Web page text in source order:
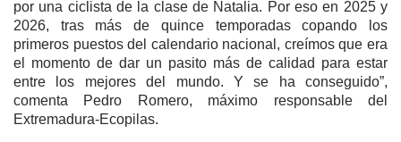
por una ciclista de la clase de Natalia. Por eso en 2025 y
2026, tras más de quince temporadas copando los
primeros puestos del calendario nacional, creímos que era
el momento de dar un pasito más de calidad para estar
entre los mejores del mundo. Y se ha conseguido”,
comenta Pedro Romero, máximo responsable del
Extremadura-Ecopilas.